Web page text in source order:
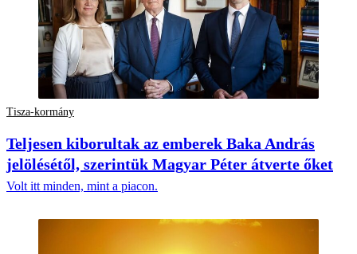
Tisza-kormány
Teljesen kiborultak az emberek Baka András
jelölésétől, szerintük Magyar Péter átverte őket
Volt itt minden, mint a piacon.